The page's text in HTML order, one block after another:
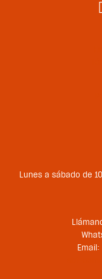
Lunes a sábado de
Email: